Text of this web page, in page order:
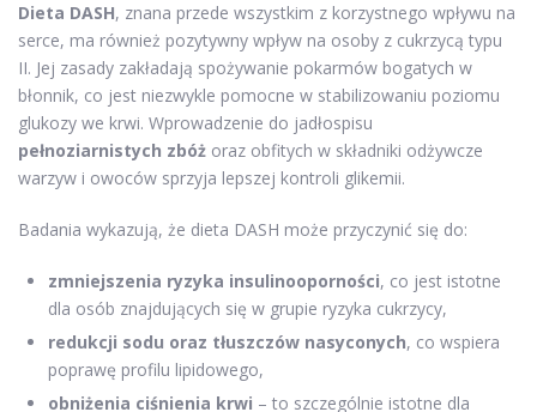
Dieta DASH, znana przede wszystkim z korzystnego wpływu na
serce, ma również pozytywny wpływ na osoby z cukrzycą typu
II. Jej zasady zakładają spożywanie pokarmów bogatych w
błonnik, co jest niezwykle pomocne w stabilizowaniu poziomu
glukozy we krwi. Wprowadzenie do jadłospisu
pełnoziarnistych zbóż oraz obfitych w składniki odżywcze
warzyw i owoców sprzyja lepszej kontroli glikemii.
Badania wykazują, że dieta DASH może przyczynić się do:
zmniejszenia ryzyka insulinooporności, co jest istotne
dla osób znajdujących się w grupie ryzyka cukrzycy,
redukcji sodu oraz tłuszczów nasyconych, co wspiera
poprawę profilu lipidowego,
obniżenia ciśnienia krwi – to szczególnie istotne dla